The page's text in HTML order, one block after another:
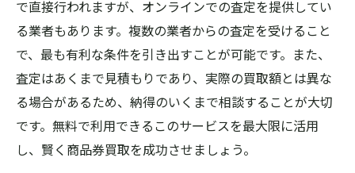
で直接行われますが、オンラインでの査定を提供してい
る業者もあります。複数の業者からの査定を受けること
で、最も有利な条件を引き出すことが可能です。また、
査定はあくまで見積もりであり、実際の買取額とは異な
る場合があるため、納得のいくまで相談することが大切
です。無料で利用できるこのサービスを最大限に活用
し、賢く商品券買取を成功させましょう。